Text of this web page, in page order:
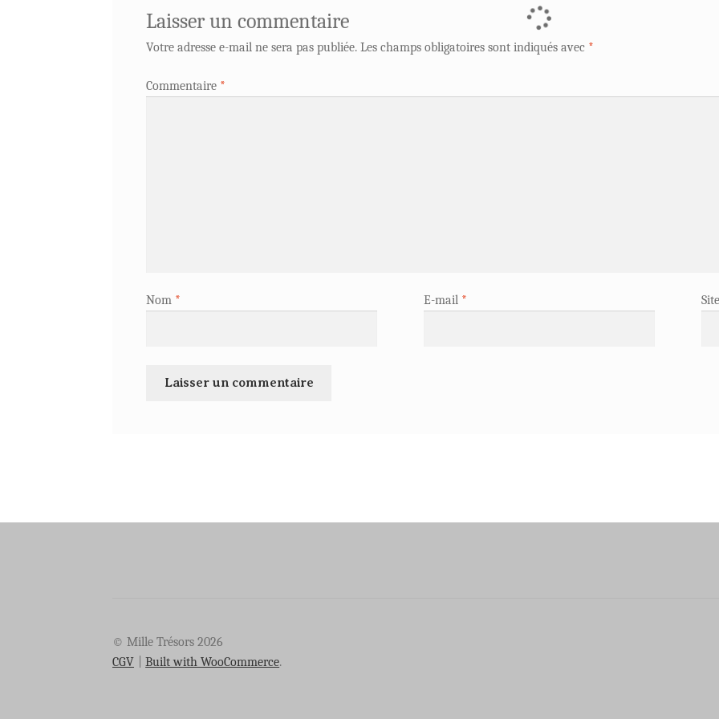
Laisser un commentaire
Votre adresse e-mail ne sera pas publiée. Les champs obligatoires sont indiqués avec *
Commentaire *
Nom * E-mail *
© Mille Trésors 2026
CGV
Built with WooCommerce.